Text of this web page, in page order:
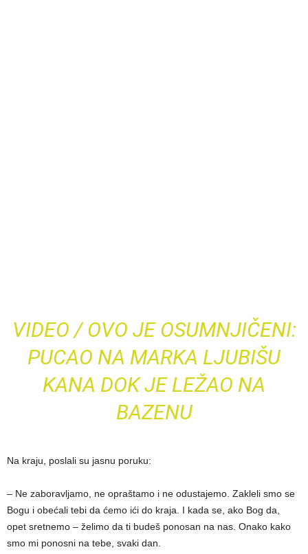
VIDEO / OVO JE OSUMNJIČENI:
PUCAO NA MARKA LJUBIŠU
KANA DOK JE LEŽAO NA
BAZENU
Na kraju, poslali su jasnu poruku:
– Ne zaboravljamo, ne opraštamo i ne odustajemo. Zakleli smo se
Bogu i obećali tebi da ćemo ići do kraja. I kada se, ako Bog da,
opet sretnemo – želimo da ti budeš ponosan na nas. Onako kako
smo mi ponosni na tebe, svaki dan.